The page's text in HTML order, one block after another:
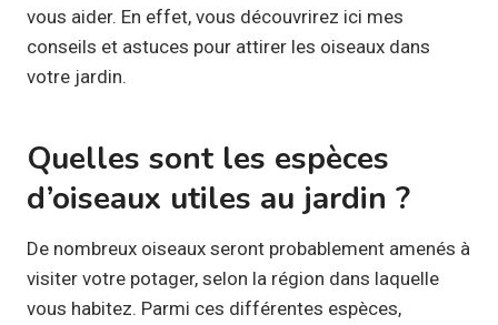
vous aider. En effet, vous découvrirez ici mes
conseils et astuces pour attirer les oiseaux dans
votre jardin.
Quelles sont les espèces
d’oiseaux utiles au jardin ?
De nombreux oiseaux seront probablement amenés à
visiter votre potager, selon la région dans laquelle
vous habitez. Parmi ces différentes espèces,